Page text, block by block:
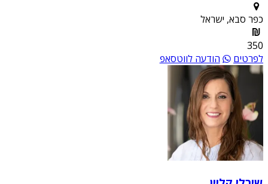
כפר סבא, ישראל
350
לפרטים
הודעה לווטסאפ